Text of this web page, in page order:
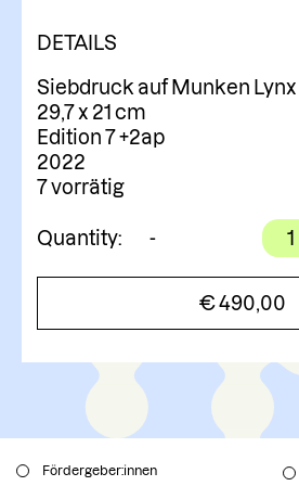
DETAILS
Siebdruck auf Munken Lynx
29,7 x 21 cm
Edition 7 +2ap
2022
7 vorrätig
Quantity: -
Observations
#6
Menge
€490,00
Fördergeber:innen